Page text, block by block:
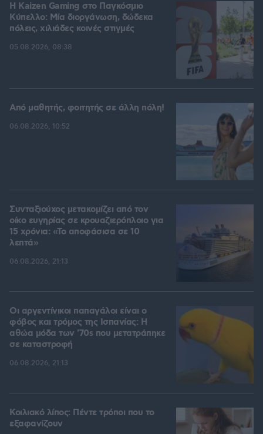
H Kaizen Gaming στο Παγκόσμιο
Kύπελλο: Μία διοργάνωση, δώδεκα
πόλεις, χιλιάδες κοινές στιγμές
05.08.2026, 08:38
Από μαθητής, φοιτητής σε άλλη πόλη!
06.08.2026, 10:52
Συνταξιούχος μετακομίζει από τον
οίκο ευγηρίας σε κρουαζιερόπλοιο για
15 χρόνια: «Το αποφάσισα σε 10
λεπτά»
06.08.2026, 21:13
Οι αργεντίνικοι παπαγάλοι είναι ο
φόβος και τρόμος της Ισπανίας: Η
αθώα μόδα των '70s που μετατράπηκε
σε καταστροφή
06.08.2026, 21:13
Κοιλιακό λίπος: Πέντε τρόποι που το
εξαφανίζουν